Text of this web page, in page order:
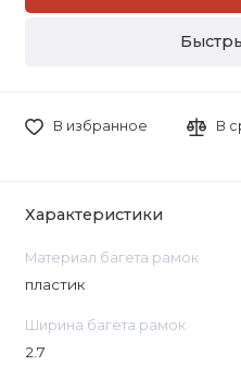
В избранное В
Характеристики
Материал багета рамок
пластик
Ширина багета рамок
2.7